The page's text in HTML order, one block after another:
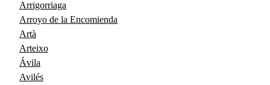
Arrigorriaga
Arroyo de la Encomienda
Artà
Arteixo
Ávila
Avilés